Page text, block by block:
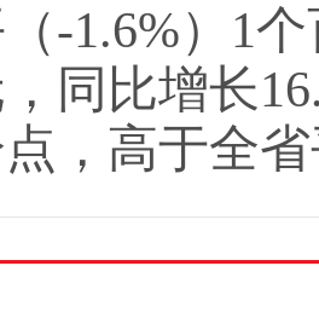
-1.6%）1
同比增长
，高于全